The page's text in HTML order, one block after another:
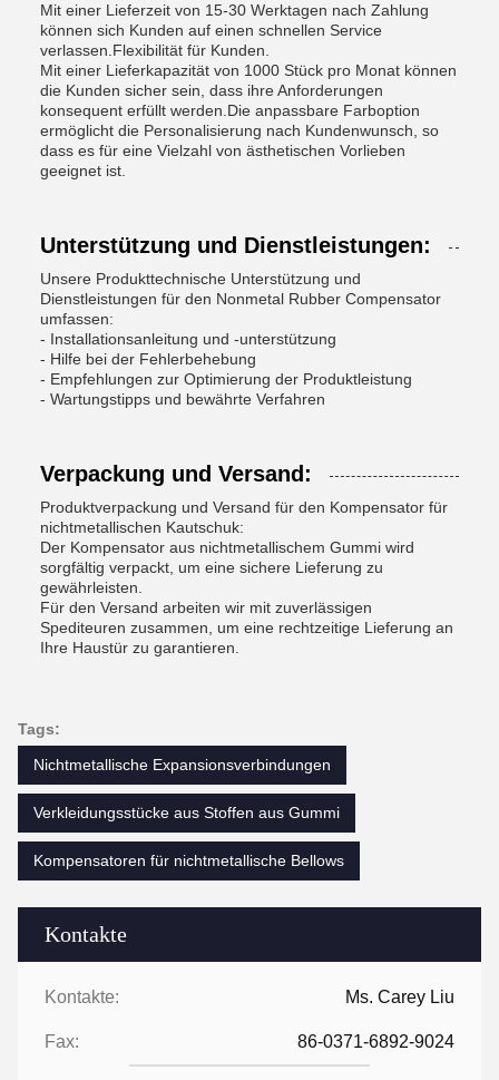
Kontakte
Kontakte: Ms. Carey Liu
Fax: 86-0371-6892-9024
Mit einer Lieferzeit von 15-30 Werktagen nach Zahlung
können sich Kunden auf einen schnellen Service
verlassen.Flexibilität für Kunden.
Mit einer Lieferkapazität von 1000 Stück pro Monat können
die Kunden sicher sein, dass ihre Anforderungen
konsequent erfüllt werden.Die anpassbare Farboption
ermöglicht die Personalisierung nach Kundenwunsch, so
dass es für eine Vielzahl von ästhetischen Vorlieben
geeignet ist.
Unterstützung und Dienstleistungen:
Unsere Produkttechnische Unterstützung und
Dienstleistungen für den Nonmetal Rubber Compensator
umfassen:
- Installationsanleitung und -unterstützung
- Hilfe bei der Fehlerbehebung
- Empfehlungen zur Optimierung der Produktleistung
- Wartungstipps und bewährte Verfahren
Verpackung und Versand:
Produktverpackung und Versand für den Kompensator für
nichtmetallischen Kautschuk:
Der Kompensator aus nichtmetallischem Gummi wird
sorgfältig verpackt, um eine sichere Lieferung zu
gewährleisten.
Für den Versand arbeiten wir mit zuverlässigen
Spediteuren zusammen, um eine rechtzeitige Lieferung an
Ihre Haustür zu garantieren.
Tags:
Nichtmetallische Expansionsverbindungen
Verkleidungsstücke aus Stoffen aus Gummi
Kompensatoren für nichtmetallische Bellows